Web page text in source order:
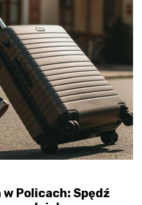
Policach: Spędź